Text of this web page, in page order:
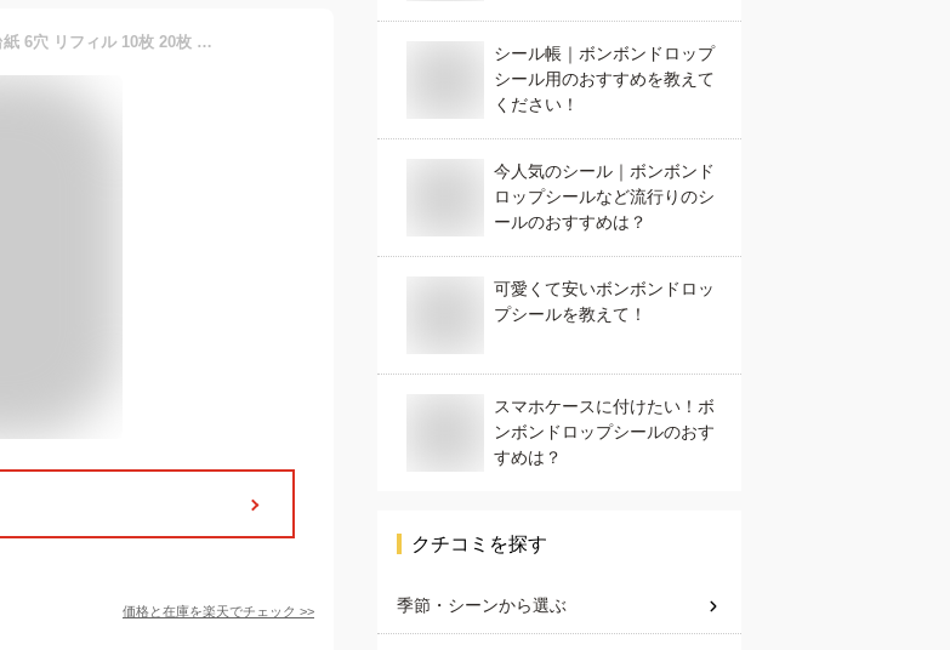
□ゆうパケ送料無料【レフィル】シール帳 A7 台紙 6穴 リフィル 10枚 20枚 30枚 透明 クリア フィルム ppシート シール手帳 バインダー ドロップ ボンボン 女の子 小学生
価格と在庫を楽天でチェック >>
シール帳｜ボンボンドロップ
シール用のおすすめを教えて
ください！
今人気のシール｜ボンボンド
ロップシールなど流行りのシ
ールのおすすめは？
可愛くて安いボンボンドロッ
プシールを教えて！
スマホケースに付けたい！ボ
ンボンドロップシールのおす
すめは？
クチコミを探す
季節・シーンから選ぶ